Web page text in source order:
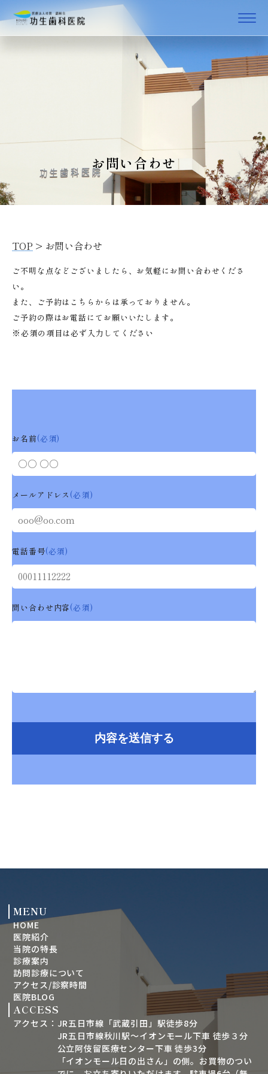
お問い合わせ
TOP > お問い合わせ
ご不明な点などございましたら、お気軽にお問い合わせくださ
い。
また、ご予約はこちらからは承っておりません。
ご予約の際はお電話にてお願いいたします。
※必須の項目は必ず入力してください
お名前 (必須)
メールアドレス (必須)
電話番号(必須)
問い合わせ内容 (必須)
MENU
HOME
医院紹介
当院の特長
診療案内
訪問診療について
アクセス/診察時間
医院BLOG
ACCESS
アクセス： JR五日市線「武蔵引田」駅徒歩8分
JR五日市線秋川駅～イオンモール下車 徒歩３分
公立阿伎留医療センター下車 徒歩3分
「イオンモール日の出さん」の側。お買物のつい